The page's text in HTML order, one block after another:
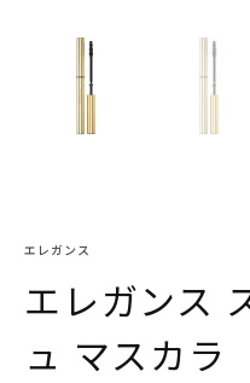
エレガンス
エレガンス
ュ マスカラ